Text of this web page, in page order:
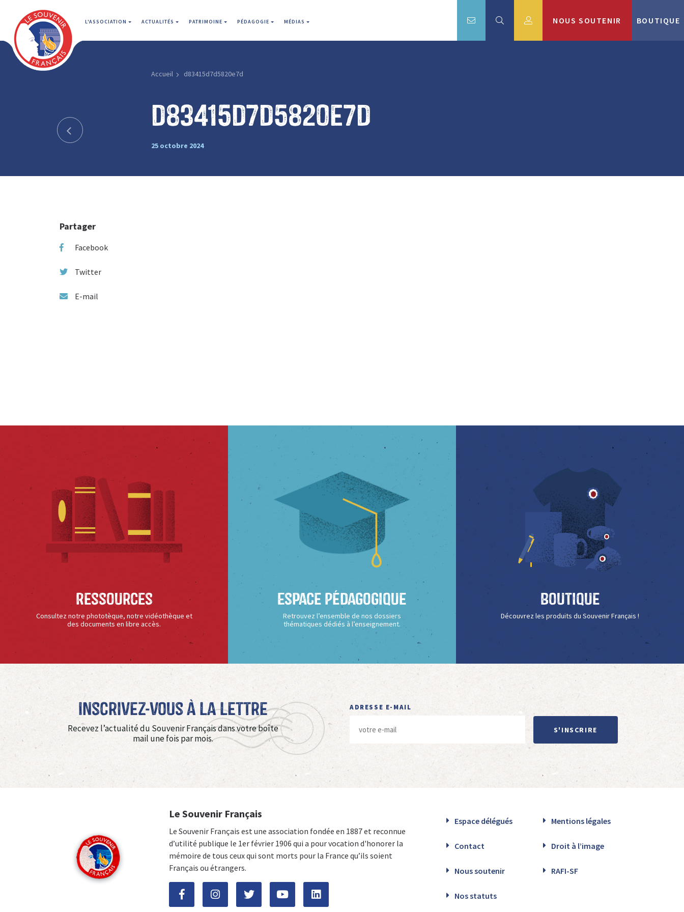
L'ASSOCIATION ACTUALITÉS PATRIMOINE PÉDAGOGIE MÉDIAS NOUS SOUTENIR BOUTIQUE
Accueil d83415d7d5820e7d
d83415d7d5820e7d
25 octobre 2024
Partager
Facebook
Twitter
E-mail
Ressources
Consultez notre phototèque, notre vidéothèque et
des documents en libre accès.
Espace Pédagogique
Retrouvez l’ensemble de nos dossiers
thématiques dédiés à l’enseignement.
Boutique
Découvrez les produits du Souvenir Français !
Inscrivez-vous à La Lettre
Recevez l’actualité du Souvenir Français dans votre boîte
mail une fois par mois.
ADRESSE E-MAIL
S'INSCRIRE
Le Souvenir Français
Le Souvenir Français est une association fondée en 1887 et reconnue
d’utilité publique le 1er février 1906 qui a pour vocation d'honorer la
mémoire de tous ceux qui sont morts pour la France qu’ils soient
Français ou étrangers.
Espace délégués Mentions légales
Contact Droit à l’image
Nous soutenir RAFI-SF
Nos statuts